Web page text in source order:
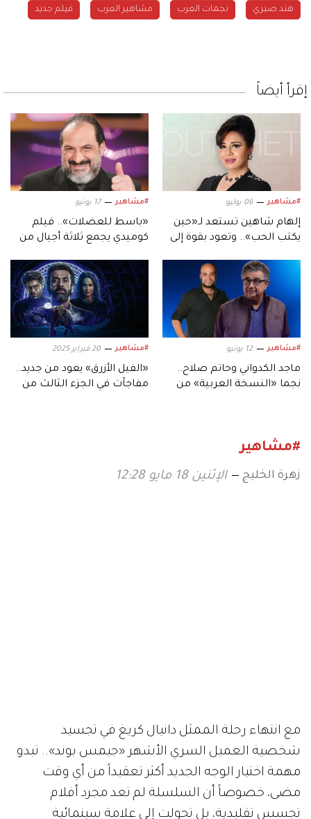
هند صبري نجمات العرب مشاهير العرب فيلم جديد
إقرأ أيضاً
#مشاهير 06 يوليو
إلهام شاهين تستعد لـ«حين
يكتب الحب».. وتعود بقوة إلى
#مشاهير 17 يونيو
«باسط للعضلات».. فيلم
كوميدي يجمع ثلاثة أجيال من
#مشاهير 12 يونيو
ماجد الكدواني وحاتم صلاح..
نجما «النسخة العربية» من
#مشاهير 20 فبراير 2025
«الفيل الأزرق» يعود من جديد..
مفاجآت في الجزء الثالث من
#مشاهير
زهرة الخليج الإثنين 18 مايو 12:28
مع انتهاء رحلة الممثل دانيال كريغ في تجسيد
شخصية العميل السري الأشهر «جيمس بوند».. تبدو
مهمة اختيار الوجه الجديد أكثر تعقيداً من أي وقت
مضى، خصوصاً أن السلسلة لم تعد مجرد أفلام
تجسس تقليدية، بل تحولت إلى علامة سينمائية